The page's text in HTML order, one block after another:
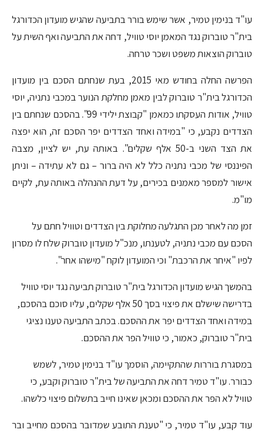
עו"ד בנימין טמיר, אשר שימש בורר בתביעה שהגיש מועדון הכדורגל
בית"ר טוברוק נגד המאמן יוסי טוויל, דחה את התביעה ואף השית על
טוברוק הוצאות משפט ושכר טרחה.
הפרשה החלה בחודש מאי 2015, בעת שנחתם הסכם בין מועדון
הכדורגל בית"ר טוברוק לבין מאמן מחלקת הנוער במכבי נתניה, יוסי
טוויל, אודות העסקתו כמאמן "קבוצת ילידי 99". בהסכם שנחתם בין
הצדדים נקבע, כי "במידה ואחד הצדדים יפר הסכם זה, הוא יפצה
את הצד השני ב-50 אלף שקלים". באותה עת, יש לציין, מצבה
הפיננסי של מכבי נתניה כלל לא היה ברור – גם לא עתידה – וניתן
אישור למספר מאמנים בכירים, על דעת ההנהלה באותה עת, לקיים
מו"מ.
זמן מה לאחר מכן התגלעה מחלוקת בין הצדדים וטוויל חתם על
הסכם עם מכבי נתניה, לטענתו, מנכ"ל מועדון טוברוק שלח לו מסרון
לפיו "איחר את הרכבת" וכי המועדון לוקח "מישהו אחר".
בהמשך הגיש מועדון הכדורגל בית"ר טוברוק תביעה נגד יוסי טוויל
בדרישה שישלם את פיצוי בסך 50 אלף שקלים, עליו סוכם בהסכם,
במידה ואחד הצדדים יפר את ההסכם. בכתב התביעה טענו נציגי
בית"ר טוברוק, כאמור, כי טוויל הפר את ההסכם.
במסגרת בוררות שהתקיימה, הוסמך עו"ד בנימין טמיר, לשמש
כבורר. עו"ד טמיר דחה את התביעה של בית"ר טוברוק וקבע, כי
טוויל לא הפר את ההסכם ומכאן שאינו חייב בתשלום פיצוי כלשהו.
עוד קבע, עו"ד טמיר, כי "טענת התובע שמדובר בהסכם מחייב ובר